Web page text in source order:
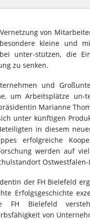
von
kleine und
unter-stützen, die
zu senken.
und
um Arbeitsplätze
Marianne
unter künftigen
in diesem
erfolgreiche
werden auf
der FH Bielefeld
Erfolgsgeschichte
FH Bielefeld
von